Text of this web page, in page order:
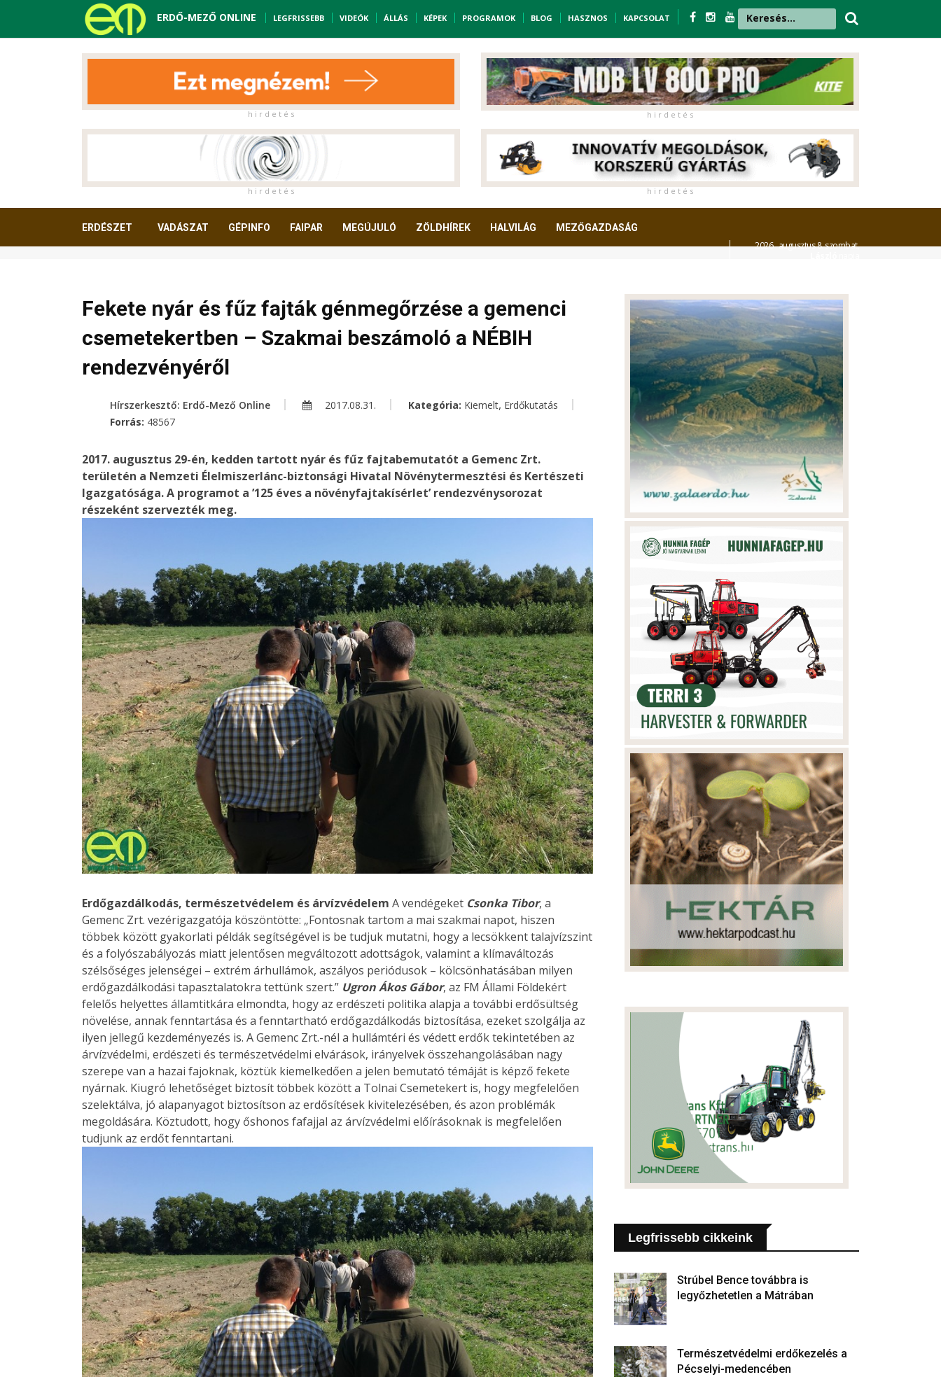
ERDŐ-MEZŐ ONLINE LEGFRISSEBB VIDEÓK ÁLLÁS KÉPEK PROGRAMOK BLOG HASZNOS KAPCSOLAT
h i r d e t é s h i r d e t é s
h i r d e t é s h i r d e t é s
ERDÉSZET VADÁSZAT GÉPINFO FAIPAR MEGÚJULÓ ZÖLDHÍREK HALVILÁG MEZŐGAZDASÁG
2026. augusztus 8. szombat,
Fekete nyár és fűz fajták génmegőrzése a gemenci
csemetekertben – Szakmai beszámoló a NÉBIH
rendezvényéről
Hírszerkesztő: Erdő-Mező Online 2017.08.31. Kategória: Kiemelt, Erdőkutatás
Forrás: 48567
2017. augusztus 29-én, kedden tartott nyár és fűz fajtabemutatót a Gemenc Zrt.
területén a Nemzeti Élelmiszerlánc-biztonsági Hivatal Növénytermesztési és Kertészeti
Igazgatósága. A programot a ’125 éves a növényfajtakísérlet’ rendezvénysorozat
részeként szervezték meg.
Erdőgazdálkodás, természetvédelem és árvízvédelem A vendégeket Csonka Tibor, a
Gemenc Zrt. vezérigazgatója köszöntötte: „Fontosnak tartom a mai szakmai napot, hiszen
többek között gyakorlati példák segítségével is be tudjuk mutatni, hogy a lecsökkent talajvízszint
és a folyószabályozás miatt jelentősen megváltozott adottságok, valamint a klímaváltozás
szélsőséges jelenségei – extrém árhullámok, aszályos periódusok – kölcsönhatásában milyen
erdőgazdálkodási tapasztalatokra tettünk szert.” Ugron Ákos Gábor, az FM Állami Földekért
felelős helyettes államtitkára elmondta, hogy az erdészeti politika alapja a további erdősültség
növelése, annak fenntartása és a fenntartható erdőgazdálkodás biztosítása, ezeket szolgálja az
ilyen jellegű kezdeményezés is. A Gemenc Zrt.-nél a hullámtéri és védett erdők tekintetében az
árvízvédelmi, erdészeti és természetvédelmi elvárások, irányelvek összehangolásában nagy
szerepe van a hazai fajoknak, köztük kiemelkedően a jelen bemutató témáját is képző fekete
nyárnak. Kiugró lehetőséget biztosít többek között a Tolnai Csemetekert is, hogy megfelelően
szelektálva, jó alapanyagot biztosítson az erdősítések kivitelezésében, és azon problémák
megoldására. Köztudott, hogy őshonos fafajjal az árvízvédelmi előírásoknak is megfelelően
tudjunk az erdőt fenntartani.
Legfrissebb cikkeink
Strúbel Bence továbbra is
legyőzhetetlen a Mátrában
Természetvédelmi erdőkezelés a
Pécselyi-medencében